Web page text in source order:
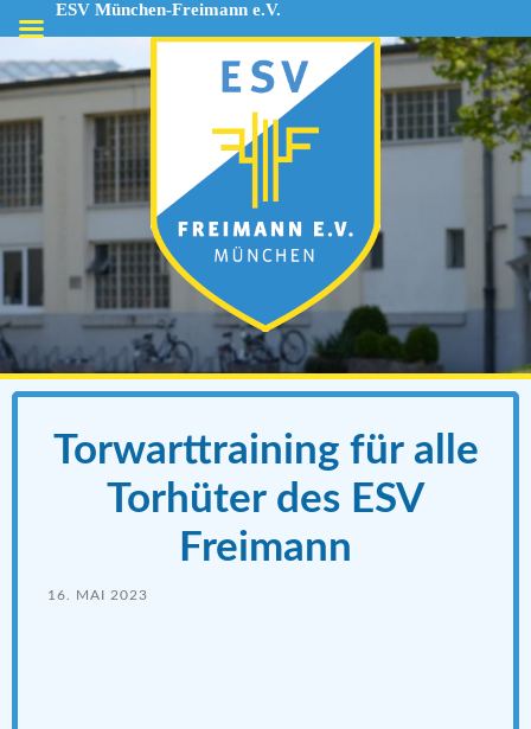
ESV
München-
Freimann
e.V.
Torwarttraining für alle
Torhüter des ESV
Freimann
16. MAI 2023
ESV München-Freimann e.V.